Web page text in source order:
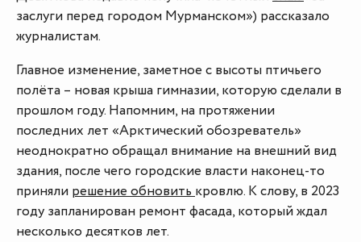
заслуги перед городом Мурманском») рассказало
журналистам.
Главное изменение, заметное с высоты птичьего
полёта – новая крыша гимназии, которую сделали в
прошлом году. Напомним, на протяжении
последних лет «Арктический обозреватель»
неоднократно обращал внимание на внешний вид
здания, после чего городские власти наконец-то
приняли решение обновить кровлю. К слову, в 2023
году запланирован ремонт фасада, который ждал
несколько десятков лет.